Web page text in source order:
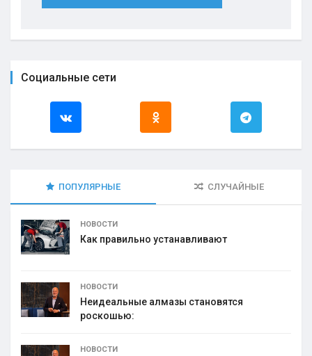
Социальные сети
ПОПУЛЯРНЫЕ СЛУЧАЙНЫЕ
НОВОСТИ
Как правильно устанавливают
НОВОСТИ
Неидеальные алмазы становятся
роскошью:
НОВОСТИ